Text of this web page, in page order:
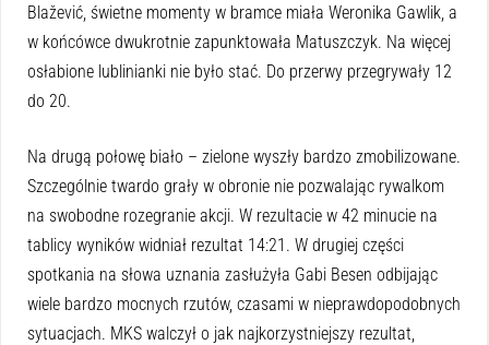
Blažević, świetne momenty w bramce miała Weronika Gawlik, a
w końcówce dwukrotnie zapunktowała Matuszczyk. Na więcej
osłabione lublinianki nie było stać. Do przerwy przegrywały 12
do 20.
Na drugą połowę biało – zielone wyszły bardzo zmobilizowane.
Szczególnie twardo grały w obronie nie pozwalając rywalkom
na swobodne rozegranie akcji. W rezultacie w 42 minucie na
tablicy wyników widniał rezultat 14:21. W drugiej części
spotkania na słowa uznania zasłużyła Gabi Besen odbijając
wiele bardzo mocnych rzutów, czasami w nieprawdopodobnych
sytuacjach. MKS walczył o jak najkorzystniejszy rezultat,